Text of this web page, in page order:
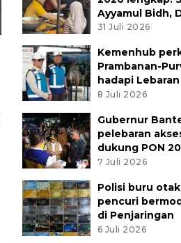
Pekerja memotong daging
Potong Hewan (RPH)
Potong Hewan tersebut
Senin (9/6) dan tercatat pada
170 ekor hewan kurban
Ayyamul Bidh,
31 Juli 2026
Kemenhub
Prambanan-
hadapi
8 Juli 2026
Gubernur
pelebaran
dukung PON
7 Juli 2026
Polisi buru
pencuri
di Penjaringan
6 Juli 2026